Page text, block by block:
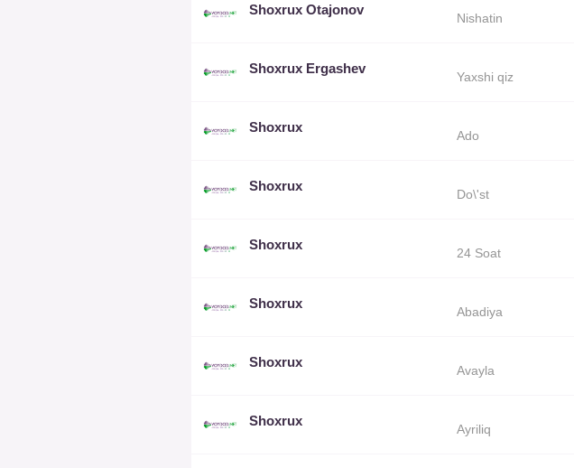
Shoxrux Otajonov
Nishatin
Shoxrux Ergashev
Yaxshi qiz
Shoxrux
Ado
Shoxrux
Do\'st
Shoxrux
24 Soat
Shoxrux
Abadiya
Shoxrux
Avayla
Shoxrux
Ayriliq